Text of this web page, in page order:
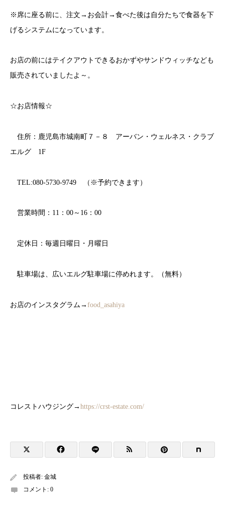
※席に座る前に、注文→お会計→食べた後は自分たちで食器を下
げるシステムになっています。
お店の前にはテイクアウトできるおかずやサンドウィッチなども
販売されていましたよ～。
☆お店情報☆
住所：鹿児島市城南町７－８ アーバン・ウェルネス・クラブ
エルグ 1F
TEL:080-5730-9749 （※予約できます）
営業時間：11：00～16：00
定休日：毎週日曜日・月曜日
駐車場は、広いエルグ駐車場に停めれます。（無料）
お店のインスタグラム→ food_asahiya
コレストハウジング→ https://crst-estate.com/
投稿者: 金城
コメント: 0